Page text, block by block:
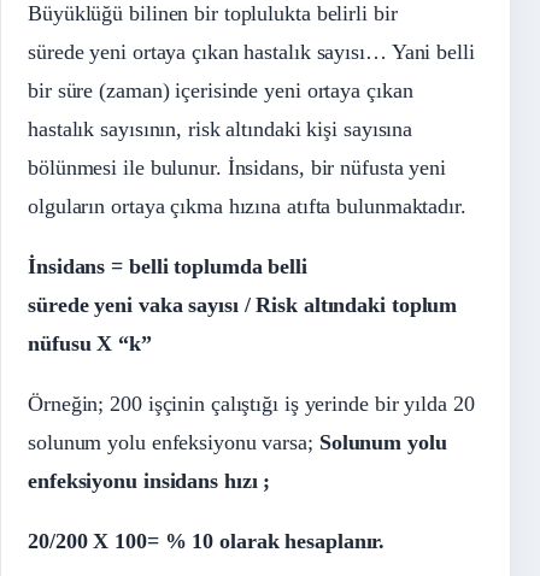
Büyüklüğü bilinen bir toplulukta belirli bir
sürede yeni ortaya çıkan hastalık sayısı… Yani belli
bir süre (zaman) içerisinde yeni ortaya çıkan
hastalık sayısının, risk altındaki kişi sayısına
bölünmesi ile bulunur. İnsidans, bir nüfusta yeni
olguların ortaya çıkma hızına atıfta bulunmaktadır.
İnsidans = belli toplumda belli
sürede yeni vaka sayısı / Risk altındaki toplum
nüfusu X “k”
Örneğin; 200 işçinin çalıştığı iş yerinde bir yılda 20
solunum yolu enfeksiyonu varsa; Solunum yolu
enfeksiyonu insidans hızı ;
20/200 X 100= % 10 olarak hesaplanır.